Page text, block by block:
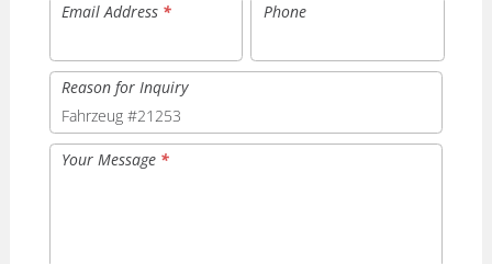
Email Address * Phone
Reason for Inquiry
Your Message *